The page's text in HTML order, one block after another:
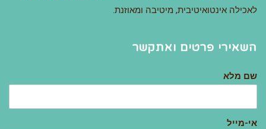
לאכילה אינטואיטיבית, מיטיבה ומאוזנת.
השאירי פרטים ואתקשר
שם מלא
אי-מייל